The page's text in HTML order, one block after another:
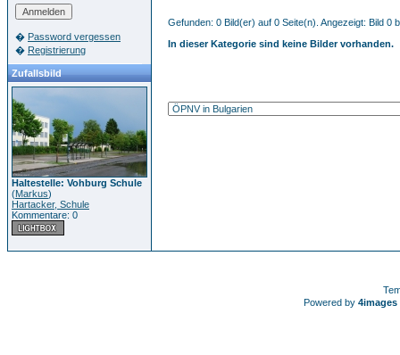
� Password vergessen
� Registrierung
Zufallsbild
Haltestelle: Vohburg Schule
(Markus)
Hartacker, Schule
Kommentare: 0
Gefunden: 0 Bild(er) auf 0 Seite(n). Angezeigt: Bild 0
In dieser Kategorie sind keine Bilder vorhanden.
Powered by 4images